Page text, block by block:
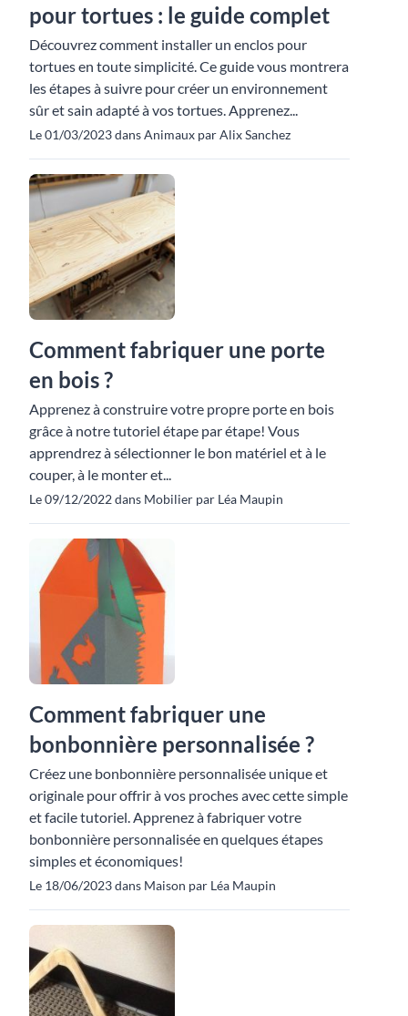
pour tortues : le guide complet
Découvrez comment installer un enclos pour
tortues en toute simplicité. Ce guide vous montrera
les étapes à suivre pour créer un environnement
sûr et sain adapté à vos tortues. Apprenez...
Le 01/03/2023 dans Animaux par Alix Sanchez
Comment fabriquer une porte
en bois ?
Apprenez à construire votre propre porte en bois
grâce à notre tutoriel étape par étape! Vous
apprendrez à sélectionner le bon matériel et à le
couper, à le monter et...
Le 09/12/2022 dans Mobilier par Léa Maupin
Comment fabriquer une
bonbonnière personnalisée ?
Créez une bonbonnière personnalisée unique et
originale pour offrir à vos proches avec cette simple
et facile tutoriel. Apprenez à fabriquer votre
bonbonnière personnalisée en quelques étapes
simples et économiques!
Le 18/06/2023 dans Maison par Léa Maupin